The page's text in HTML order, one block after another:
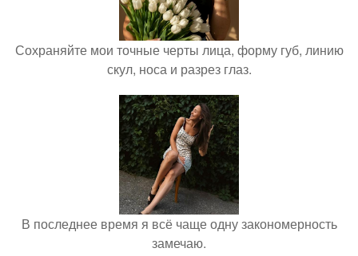
Сохраняйте мои точные черты лица, форму губ, линию
скул, носа и разрез глаз.
В последнее время я всё чаще одну закономерность
замечаю.